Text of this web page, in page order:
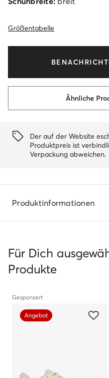
Größentabelle
Ähnliche
Der auf der Website
Produktpreis ist
Verpackung abweichen.
Produktinformationen
Für Dich
Produkte
Gesponsert
Angebot